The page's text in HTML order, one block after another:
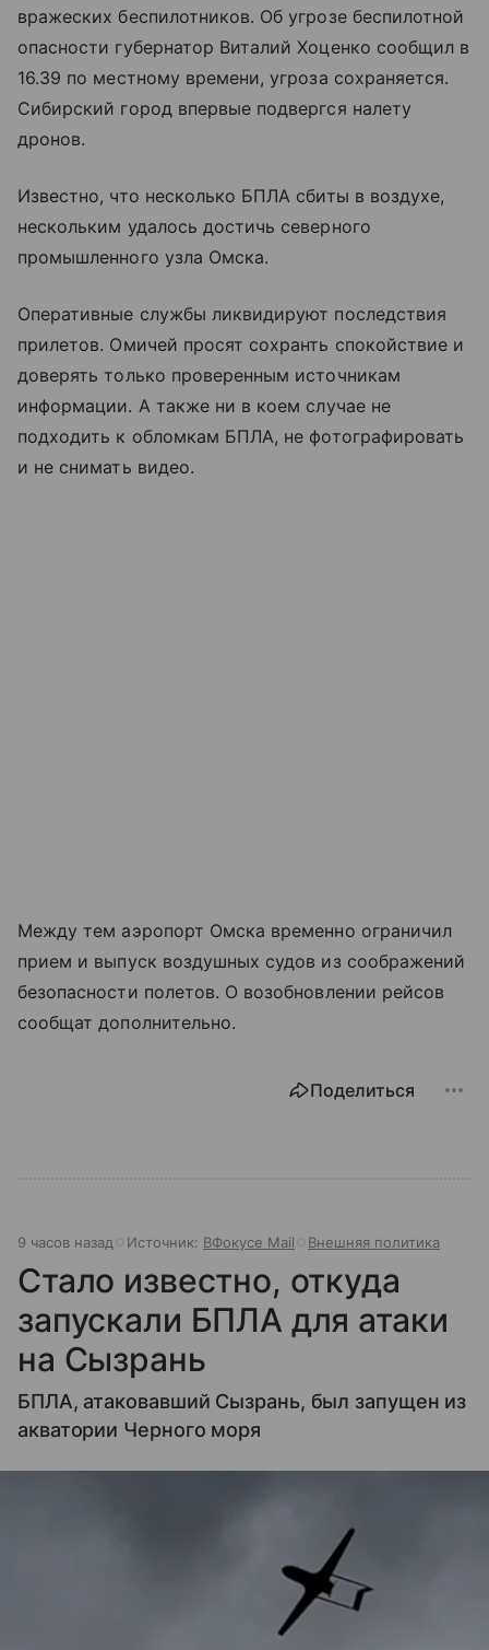
вражеских беспилотников. Об угрозе беспилотной
опасности губернатор Виталий Хоценко сообщил в
16.39 по местному времени, угроза сохраняется.
Сибирский город впервые подвергся налету
дронов.
Известно, что несколько БПЛА сбиты в воздухе,
нескольким удалось достичь северного
промышленного узла Омска.
Оперативные службы ликвидируют последствия
прилетов. Омичей просят сохранть спокойствие и
доверять только проверенным источникам
информации. А также ни в коем случае не
подходить к обломкам БПЛА, не фотографировать
и не снимать видео.
Между тем аэропорт Омска временно ограничил
прием и выпуск воздушных судов из соображений
безопасности полетов. О возобновлении рейсов
сообщат дополнительно.
Поделиться
9 часов назад Источник: ВФокусе Mail Внешняя политика
Стало известно, откуда
запускали БПЛА для атаки
на Сызрань
БПЛА, атаковавший Сызрань, был запущен из
акватории Черного моря